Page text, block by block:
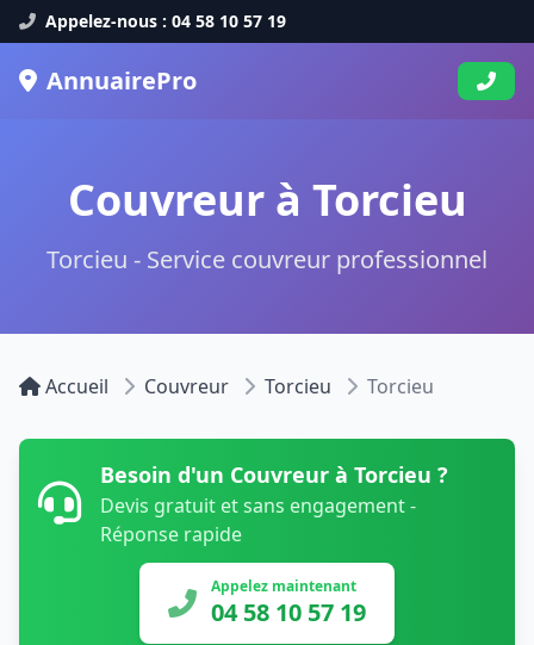
Appelez-nous : 04 58 10 57 19
AnnuairePro
Couvreur à Torcieu
Torcieu - Service couvreur professionnel
Accueil Couvreur Torcieu Torcieu
Besoin d'un Couvreur à Torcieu ?
Devis gratuit et sans engagement -
Réponse rapide
Appelez maintenant
04 58 10 57 19